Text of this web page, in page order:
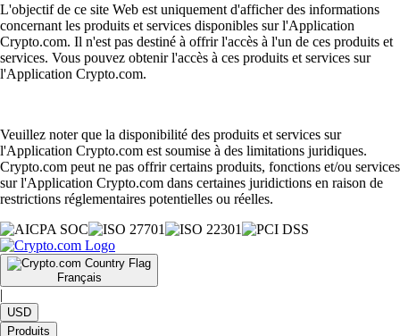
L'objectif de ce site Web est uniquement d'afficher des informations
concernant les produits et services disponibles sur l'Application
Crypto.com. Il n'est pas destiné à offrir l'accès à l'un de ces produits et
services. Vous pouvez obtenir l'accès à ces produits et services sur
l'Application Crypto.com.
Veuillez noter que la disponibilité des produits et services sur
l'Application Crypto.com est soumise à des limitations juridiques.
Crypto.com peut ne pas offrir certains produits, fonctions et/ou services
sur l'Application Crypto.com dans certaines juridictions en raison de
restrictions réglementaires potentielles ou réelles.
Français
|
USD
Produits